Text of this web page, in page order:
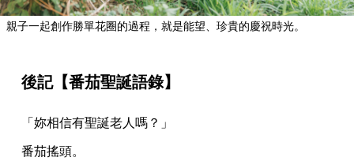
親子一起創作勝單花圈的過程，就是能望、珍貴的慶祝時光。
後記【番茄聖誕語錄】
「妳相信有聖誕老人嗎？」
番茄搖頭。